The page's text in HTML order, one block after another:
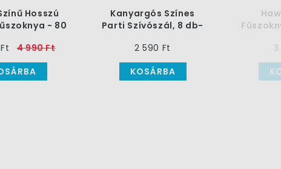
Hosszú
- 80
4 990 Ft
Kanyargós Színes
Parti Szívószál, 8 db-
2 590 Ft
KOSÁRBA